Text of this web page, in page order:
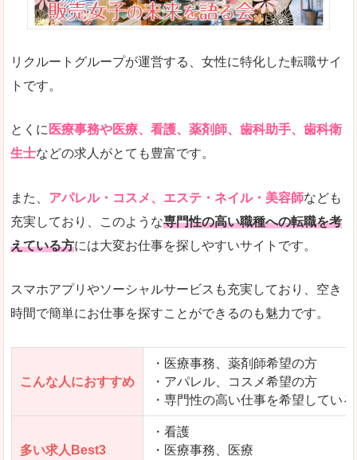
リクルートグループが運営する、女性に特化した転職サイ
トです。
とくに 医療事務や医療、看護、薬剤師、歯科助手、歯科衛
生士などの求人がとても豊富です。
また、 アパレル・コスメ、エステ・ネイル・美容師なども
充実しており、このような専門性の高い職種への転職を考
えている方には大変お仕事を探しやすいサイトです。
スマホアプリやソーシャルサービスも充実しており、空き
時間で簡単にお仕事を探すことができるのも魅力です。
こんな人におすすめ
・医療事務、薬剤師希望の方
・アパレル、コスメ希望の方
・専門性の高い仕事を希望してい
多い求人Best3
・看護
・医療事務、医療